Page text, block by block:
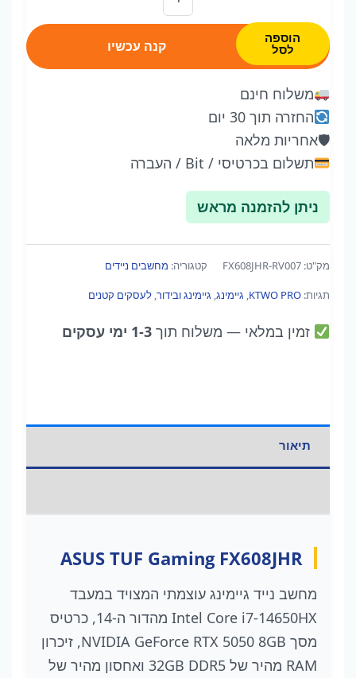
של
TUF
Core
|
RTX
5050
|
1TB
הוספה
לסל קנה עכשיו
משלוח חינם
החזרה תוך 30 יום
🛡אחריות מלאה
תשלום בכרטיסי / Bit / העברה
ניתן להזמנה מראש
מק"ט: FX608JHR-RV007 קטגוריה: מחשבים ניידים
תגיות: KTWO PRO
, גיימינג, גיימינג ובידור, לעסקים קטנים
זמין במלאי — משלוח תוך1-3 ימי עסקים
תיאור
ASUS TUF Gaming FX608JHR
מחשב נייד גיימינג עוצמתי המצויד במעבד
Intel Core i7-14650HX מהדור ה-14, כרטיס
מסך NVIDIA GeForce RTX 5050 8GB, זיכרון
RAM מהיר של 32GB DDR5 ואחסון מהיר של